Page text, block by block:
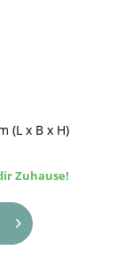
(L x B x H)
Zuhause!